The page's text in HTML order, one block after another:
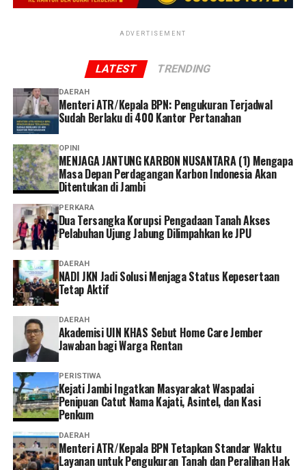
membutuhkan pelayanan kesehatan,” ucap Linda. (*)
proses bisa dilakukan dengan cepat hanya dengan
Dhia menilai layanan administrasi non tatap muka
menjadi solusi yang memudahkan peserta dalam
mengakses layanan BPJS Kesehatan.
Selain lebih praktis dan menghemat waktu, menurutnya
keberadaan berbagai kanal layanan digital memberikan
lebih banyak pilihan bagi peserta untuk mengurus
administrasi sesuai kebutuhan dan kondisi masing-
masing.
Ia pun menganggap kepesertaan JKN penting dimiliki
sebagai bentuk perlindungan kesehatan bagi diri sendiri
dan keluarga sekaligus mendukung keberlangsungan
Program JKN.
“Menurut saya, layanan non tatap muka ini sangat
memudahkan karena semua urusan administrasi bisa
diakses cukup melalui handphone. Saya berharap ke
depannya layanannya terus dikembangkan agar semakin
mudah digunakan dan kendala teknis bisa semakin
diminimalkan. Dengan begitu, peserta bisa mengurus
administrasi dengan lebih cepat tanpa harus datang dan
mengantre di kantor,” tuturnya. (*)
ADVERTISEMENT
LATEST TRENDING
DAERAH
Menteri ATR/Kepala BPN: Pengukuran Terjadwal
Sudah Berlaku di 400 Kantor Pertanahan
OPINI
MENJAGA JANTUNG KARBON NUSANTARA (1) Mengapa
Masa Depan Perdagangan Karbon Indonesia Akan
Ditentukan di Jambi
PERKARA
Dua Tersangka Korupsi Pengadaan Tanah Akses
Pelabuhan Ujung Jabung Dilimpahkan ke JPU
DAERAH
NADI JKN Jadi Solusi Menjaga Status Kepesertaan
Tetap Aktif
DAERAH
Akademisi UIN KHAS Sebut Home Care Jember
Jawaban bagi Warga Rentan
PERISTIWA
‎Kejati Jambi Ingatkan Masyarakat Waspadai
Penipuan Catut Nama Kajati, Asintel, dan Kasi
Penkum
DAERAH
Menteri ATR/Kepala BPN Tetapkan Standar Waktu
Layanan untuk Pengukuran Tanah dan Peralihan Hak